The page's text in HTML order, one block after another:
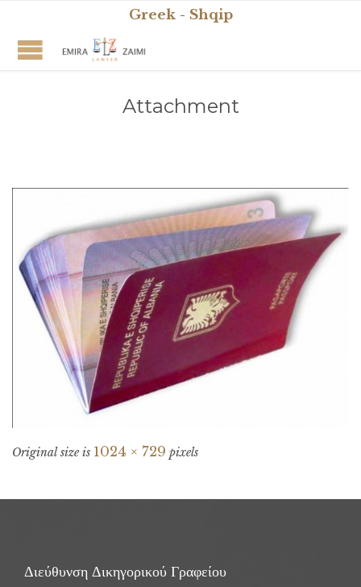
Greek- Shqip
Attachment
Original size is 1024 × 729 pixels
Διεύθυνση Δικηγορικού Γραφείου